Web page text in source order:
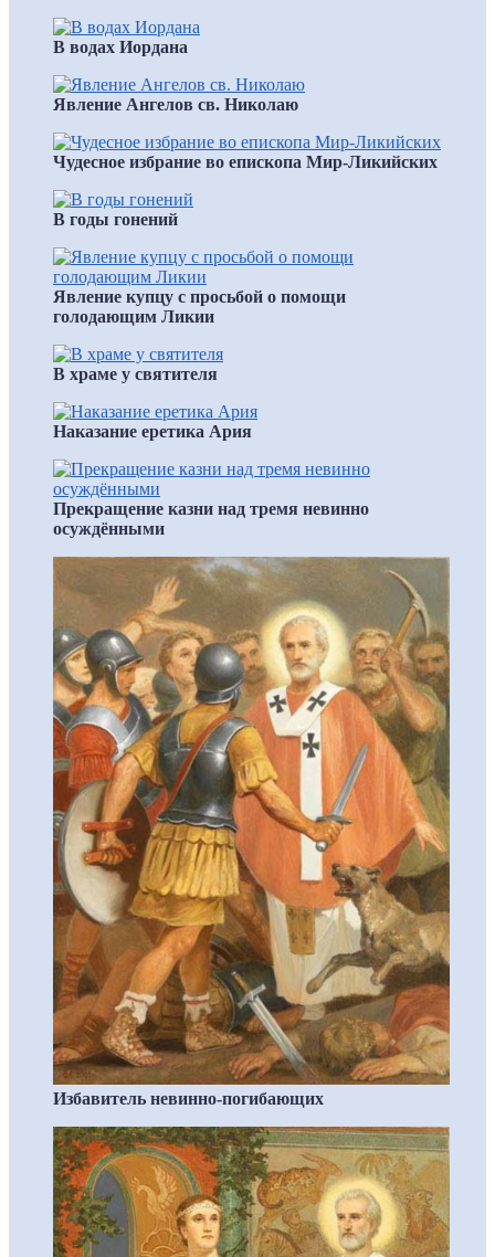
В водах Иордана
Явление Ангелов св. Николаю
Чудесное избрание во епископа Мир-Ликийских
В годы гонений
Явление купцу с просьбой о помощи
голодающим Ликии
В храме у святителя
Наказание еретика Ария
Прекращение казни над тремя невинно
осуждёнными
Избавитель невинно-погибающих